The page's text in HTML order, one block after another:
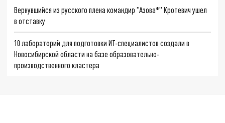
Вернувшийся из русского плена командир "Азова*" Кротевич ушел
в отставку
10 лабораторий для подготовки ИТ-специалистов создали в
Новосибирской области на базе образовательно-
производственного кластера